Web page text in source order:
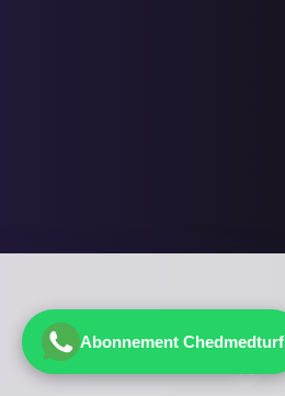
Abonnement Chedmedturf